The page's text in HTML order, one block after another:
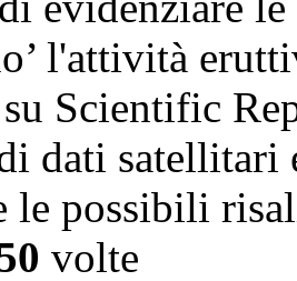
l'attività
Scientific
dati satellitari
le possibili
volte